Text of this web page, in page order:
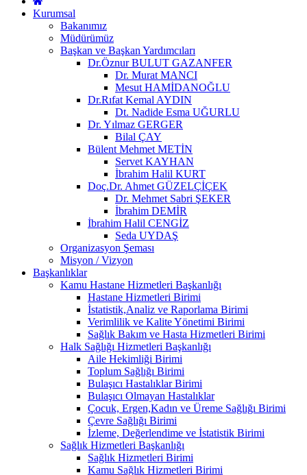
Kurumsal
Bakanımız
Müdürümüz
Başkan ve Başkan Yardımcıları
Dr.Öznur BULUT GAZANFER
Dr. Murat MANCI
Mesut HAMİDANOĞLU
Dr.Rıfat Kemal AYDIN
Dt. Nadide Esma UĞURLU
Dr. Yılmaz GERGER
Bilal ÇAY
Bülent Mehmet METİN
Servet KAYHAN
İbrahim Halil KURT
Doç.Dr. Ahmet GÜZELÇİÇEK
Dr. Mehmet Sabri ŞEKER
İbrahim DEMİR
İbrahim Halil CENGİZ
Seda UYDAŞ
Organizasyon Şeması
Misyon / Vizyon
Başkanlıklar
Kamu Hastane Hizmetleri Başkanlığı
Hastane Hizmetleri Birimi
İstatistik,Analiz ve Raporlama Birimi
Verimlilik ve Kalite Yönetimi Birimi
Sağlık Bakım ve Hasta Hizmetleri Birimi
Halk Sağlığı Hizmetleri Başkanlığı
Aile Hekimliği Birimi
Toplum Sağlığı Birimi
Bulaşıcı Hastalıklar Birimi
Bulaşıcı Olmayan Hastalıklar
Çocuk, Ergen,Kadın ve Üreme Sağlığı Birimi
Çevre Sağlığı Birimi
İzleme, Değerlendime ve İstatistik Birimi
Sağlık Hizmetleri Başkanlığı
Sağlık Hizmetleri Birimi
Kamu Sağlık Hizmetleri Birimi